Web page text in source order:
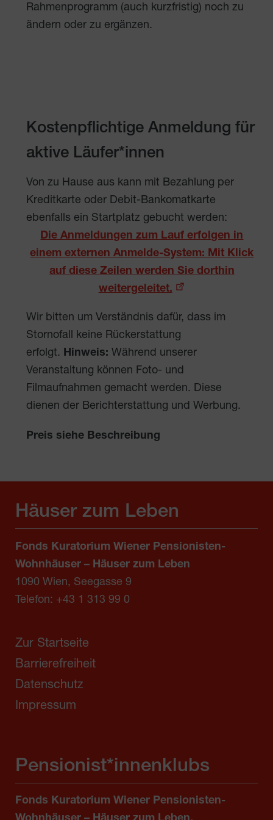
Rahmenprogramm (auch kurzfristig) noch zu
ändern oder zu ergänzen.
Kostenpflichtige Anmeldung für
aktive Läufer*innen
Von zu Hause aus kann mit Bezahlung per
Kreditkarte oder Debit-Bankomatkarte
ebenfalls ein Startplatz gebucht werden:
Die Anmeldungen zum Lauf erfolgen in
einem externen Anmelde-System: Mit Klick
auf diese Zeilen werden Sie dorthin
weitergeleitet.
Wir bitten um Verständnis dafür, dass im
Stornofall keine Rückerstattung
erfolgt. Hinweis: Während unserer
Veranstaltung können Foto- und
Filmaufnahmen gemacht werden. Diese
dienen der Berichterstattung und Werbung.
Preis siehe Beschreibung
Häuser zum Leben
Fonds Kuratorium Wiener Pensionisten-
Wohnhäuser – Häuser zum Leben
1090 Wien, Seegasse 9
Telefon: +43 1 313 99 0
Zur Startseite
Barrierefreiheit
Datenschutz
Impressum
Pensionist*innenklubs
Fonds Kuratorium Wiener Pensionisten-